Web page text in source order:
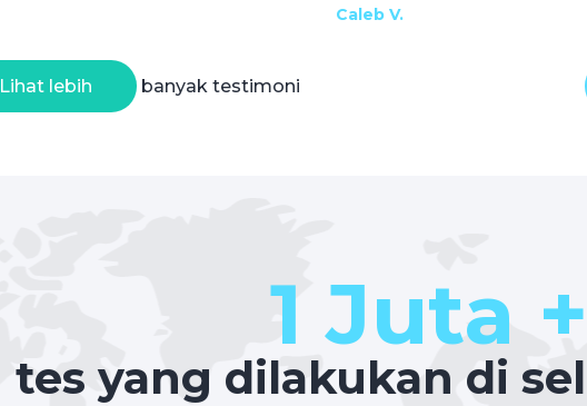
Caleb V.
Lihat lebih banyak testimoni
1 Juta +
tes yang dilakukan di